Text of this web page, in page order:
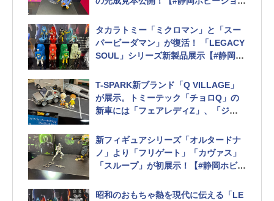
「MV-02 フィーネ＆ジーク」の試作品
もお披露目
タカラトミー「ミクロマン」と「スー
パービーダマン」が復活！ 「LEGACY
SOUL」シリーズ新製品展示【#静岡ホ
T-SPARK新ブランド「Q VILLAGE」
が展示。トミーテック「チョロQ」の
新車には「フェアレディZ」、「ジム
新フィギュアシリーズ「オルタードナ
ノ」より「フリゲート」「カヴァス」
「スループ」が初展示！【#静岡ホビー
昭和のおもちゃ熱を現代に伝える「LE